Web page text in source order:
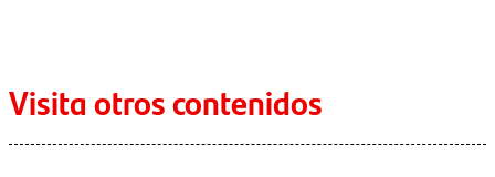
Visita otros contenidos